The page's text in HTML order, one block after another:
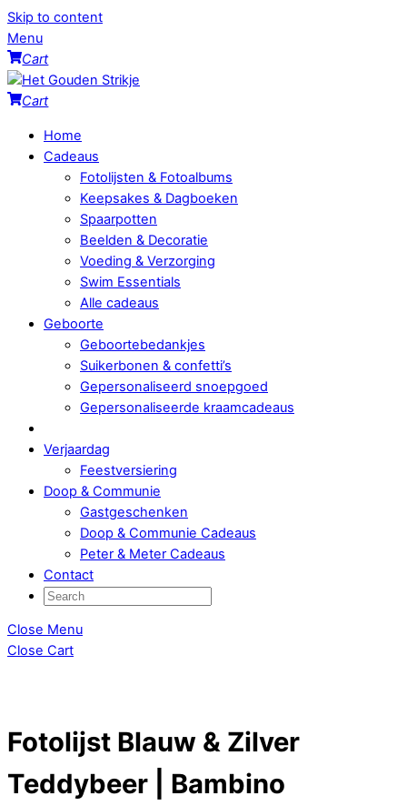
Skip to content
Menu
Cart
Cart
Home
Cadeaus
Fotolijsten & Fotoalbums
Keepsakes & Dagboeken
Spaarpotten
Beelden & Decoratie
Voeding & Verzorging
Swim Essentials
Alle cadeaus
Geboorte
Geboortebedankjes
Suikerbonen & confetti’s
Gepersonaliseerd snoepgoed
Gepersonaliseerde kraamcadeaus
Verjaardag
Feestversiering
Doop & Communie
Gastgeschenken
Doop & Communie Cadeaus
Peter & Meter Cadeaus
Contact
Close Menu
Close Cart
Fotolijst Blauw & Zilver
Teddybeer | Bambino